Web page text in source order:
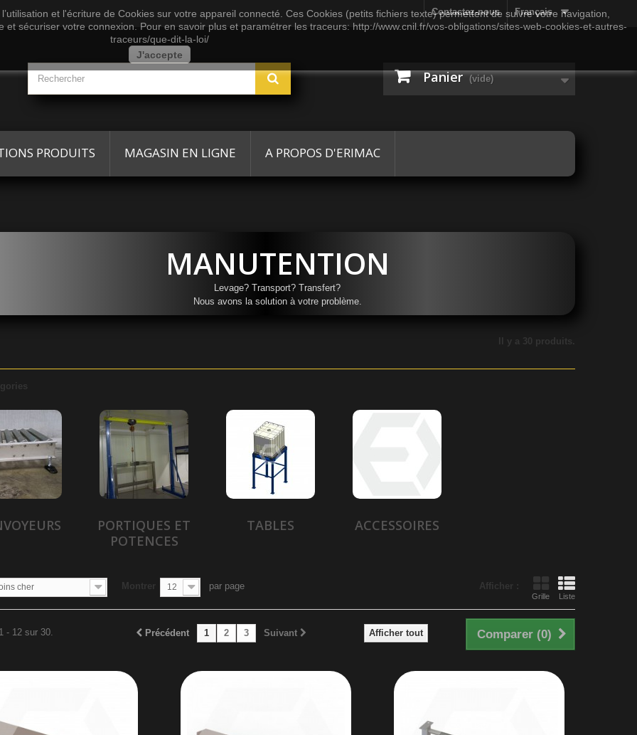
Français
Contactez-nous
Panier (vide)
PRODUITS MAGASIN EN LIGNE A PROPOS D'ERIMAC
MANUTENTION
Levage? Transport? Transfert?
Nous avons la solution à votre problème.
Il y a 30 produits.
PORTIQUES ET
POTENCES
TABLES ACCESSOIRES
Afficher :
Grille Liste
cher Montrer 12 par page
Comparer (0)
Afficher tout
Précédent 1 2 3 Suivant
- 12 sur 30.
et l'écriture de Cookies sur votre appareil connecté. Ces Cookies (petits fichiers texte) permettent de suivre votre navigation,
sécuriser votre connexion. Pour en savoir plus et paramétrer les traceurs: http://www.cnil.fr/vos-obligations/sites-web-cookies-et-autres-
traceurs/que-dit-la-loi/
J'accepte